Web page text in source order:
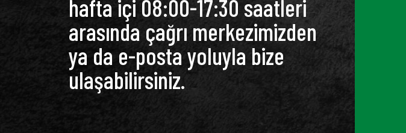
hafta içi 08:00-17:30 saatleri
arasında çağrı merkezimizden
ya da e-posta yoluyla bize
ulaşabilirsiniz.